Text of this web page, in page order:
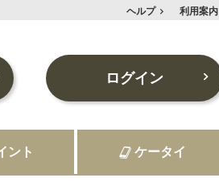
ヘルプ 利用案内
ログイン
ント ケータイ